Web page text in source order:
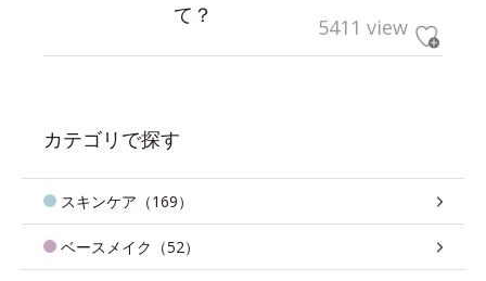
て？
5411 view
カテゴリで探す
スキンケア（169）
ベースメイク（52）